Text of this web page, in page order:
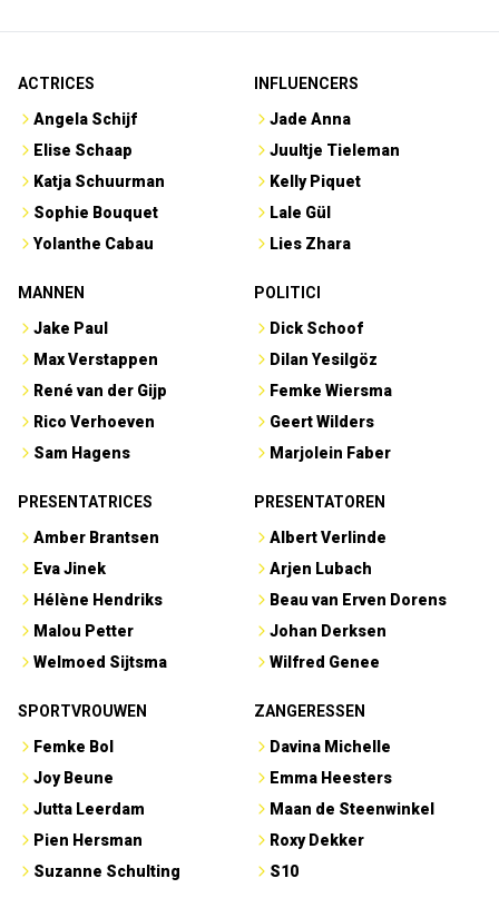
ACTRICES
Angela Schijf
Elise Schaap
Katja Schuurman
Sophie Bouquet
Yolanthe Cabau
INFLUENCERS
Jade Anna
Juultje Tieleman
Kelly Piquet
Lale Gül
Lies Zhara
MANNEN
Jake Paul
Max Verstappen
René van der Gijp
Rico Verhoeven
Sam Hagens
POLITICI
Dick Schoof
Dilan Yesilgöz
Femke Wiersma
Geert Wilders
Marjolein Faber
PRESENTATRICES
Amber Brantsen
Eva Jinek
Hélène Hendriks
Malou Petter
Welmoed Sijtsma
PRESENTATOREN
Albert Verlinde
Arjen Lubach
Beau van Erven Dorens
Johan Derksen
Wilfred Genee
SPORTVROUWEN
Femke Bol
Joy Beune
Jutta Leerdam
Pien Hersman
Suzanne Schulting
ZANGERESSEN
Davina Michelle
Emma Heesters
Maan de Steenwinkel
Roxy Dekker
S10